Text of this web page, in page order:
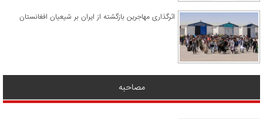
اثرگذاری مهاجرین بازگشته از ایران بر شیعیان افغانستان
مصاحبه